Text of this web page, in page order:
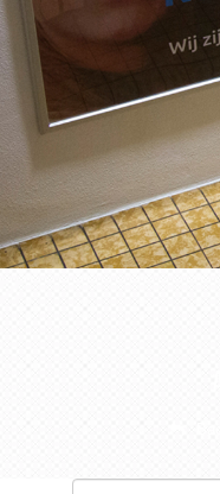
CONTACT
WEBSHOP